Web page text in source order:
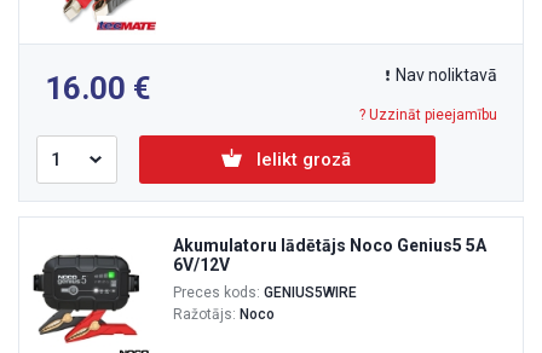
16.00 Nav noliktavā
? Uzzināt pieejamību
Ielikt grozā
Akumulatoru lādētājs Noco Genius5 5A
6V/12V
Preces kods: GENIUS5WIRE
Ražotājs: Noco